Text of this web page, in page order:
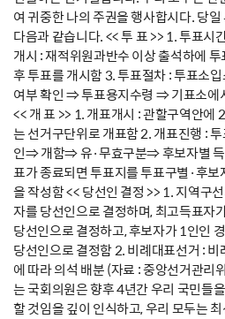
여 귀중한 나의 주권을 행사합시다. 당
다음과 같습니다. << 투 표 >> 1. 투표시
개시 : 재적위원과반수 이상 출석하에
후 투표를 개시함 3. 투표절차 : 투표소
여부 확인 ⇒ 투표용지수령 ⇒ 기표소
<< 개 표 >> 1. 개표개시 : 관할구역안에
는 선거구단위로 개표함 2. 개표진행 :
인⇒ 개함⇒ 유·무효구분⇒ 후보자별 득
표가 종료되면 투표지를 투표구별·후
을 작성함 << 당선인 결정 >> 1. 지역구
자를 당선인으로 결정하며, 최고득표자
당선인으로 결정하고, 후보자가 1인인
당선인으로 결정함 2. 비례대표선거 :
에 따라 의석 배분 (자료 : 중앙선거관
는 국회의원은 향후 4년간 우리 국민들
할 것임을 깊이 인식하고, 우리 모두는